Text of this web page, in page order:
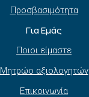
Προσβασιμότητα
Για Εμάς
Ποιοι είμαστε
Μητρώο αξιολογητών
Επικοινωνία